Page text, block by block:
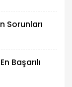
Sorunları
Başarılı